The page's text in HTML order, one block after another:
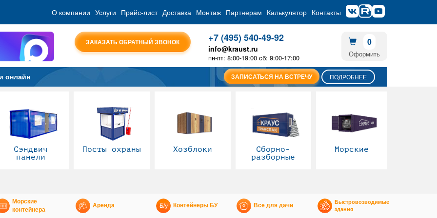
О компании Услуги Прайс-лист Доставка Монтаж Партнерам Калькулятор Контакты
ЗАКАЗАТЬ ОБРАТНЫЙ ЗВОНОК +7 (495) 540-49-92
info@kraust.ru
пн-пт: 8:00-19:00 сб: 9:00-17:00
0
Оформить
онлайн ЗАПИСАТЬСЯ НА ВСТРЕЧУ ПОДРОБНЕЕ
Сэндвич
панели
Посты охраны Хозблоки
Сборно-
разборные
Морские
Морские
контейнера
Аренда Контейнеры БУ Все для дачи
Быстровозводимые
здания